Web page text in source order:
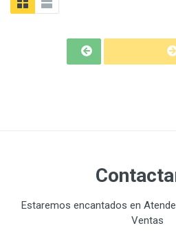
Estaremos encantados en
Ventas